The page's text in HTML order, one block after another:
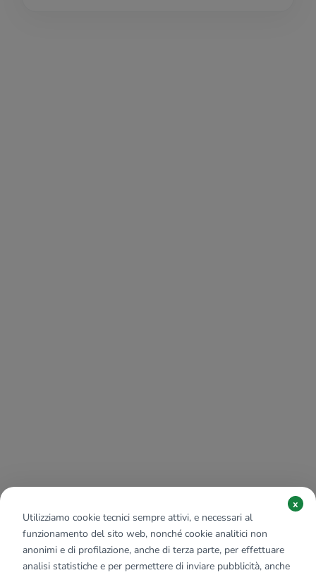
Utilizziamo cookie tecnici sempre attivi, e necessari al
funzionamento del sito web, nonché cookie analitici non
anonimi e di profilazione, anche di terza parte, per effettuare
analisi statistiche e per permettere di inviare pubblicità, anche
x